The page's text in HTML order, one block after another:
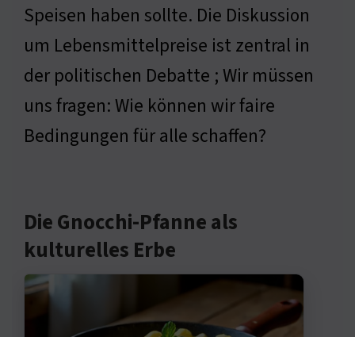
Speisen haben sollte. Die Diskussion
um Lebensmittelpreise ist zentral in
der politischen Debatte ; Wir müssen
uns fragen: Wie können wir faire
Bedingungen für alle schaffen?
Die Gnocchi-Pfanne als
kulturelles Erbe